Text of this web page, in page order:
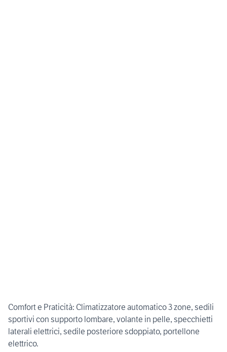
Comfort e Praticità: Climatizzatore automatico 3 zone, sedili
sportivi con supporto lombare, volante in pelle, specchietti
laterali elettrici, sedile posteriore sdoppiato, portellone
elettrico.